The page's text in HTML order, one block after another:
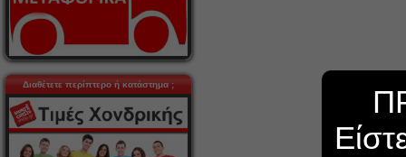
Διαθέτετε περίπτερο ή κατάστημα ;